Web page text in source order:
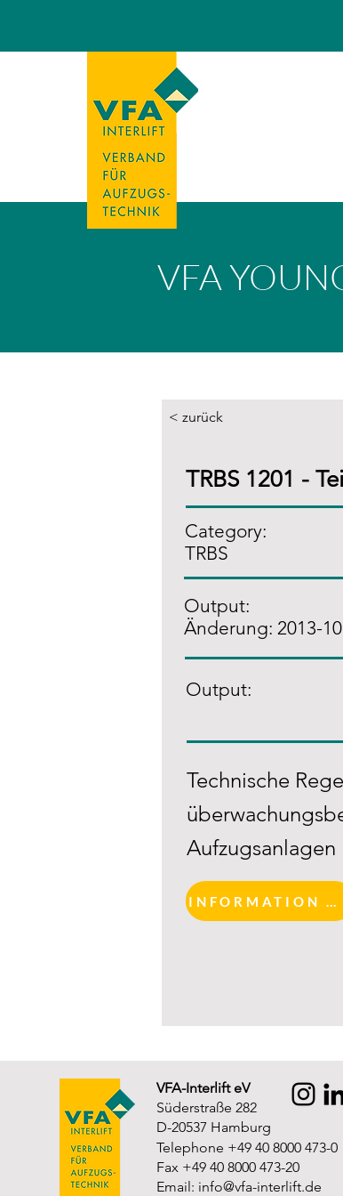
VFA
< zurück
TRBS 1201 -
Category:
TRBS
Output:
Änderung: 2013-10
Output:
Technische
Aufzugsanlagen
VFA-Interlift eV
Süderstraße 282
D-20537 Hamburg
Telephone +49 40 8000 473-0
Fax +49 40 8000 473-20
Email: info@vfa-interlift.de